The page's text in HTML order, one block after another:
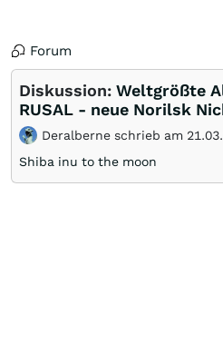
Forum
Diskussion: Weltgrößte
RUSAL - neue Norilsk
Deralberne schrieb am
Shiba inu to the moon